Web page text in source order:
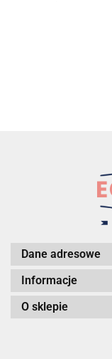
Dane adresowe
Informacje
O sklepie